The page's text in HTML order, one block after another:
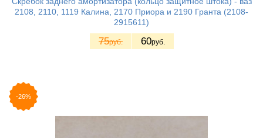
2108, 2110, 1119 Калина, 2170 Приора и 2190 Гранта (2108-
2915611)
75руб. 60руб.
-26%